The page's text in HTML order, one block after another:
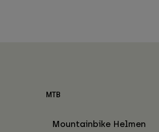
MTB
Mountainbike Helmen